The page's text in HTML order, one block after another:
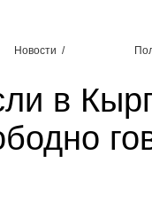
Новости /
в